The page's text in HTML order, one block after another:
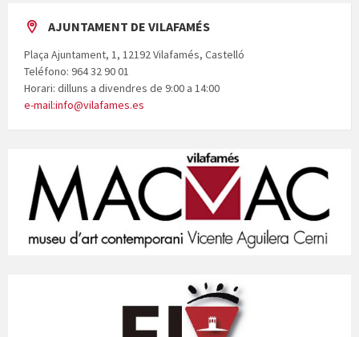
AJUNTAMENT DE VILAFAMÉS
Plaça Ajuntament, 1, 12192 Vilafamés, Castelló
Teléfono: 964 32 90 01
Horari: dilluns a divendres de 9:00 a 14:00
e-mail:info@vilafames.es